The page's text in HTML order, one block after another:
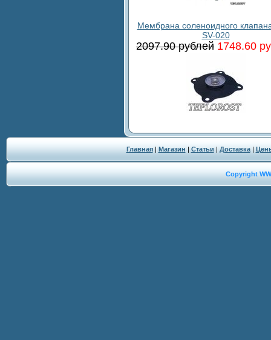
Мембрана соленоидного
SV-020
2097.90 рублей 1748.60
Главная| Магазин | Статьи | Доставка|
Copyright